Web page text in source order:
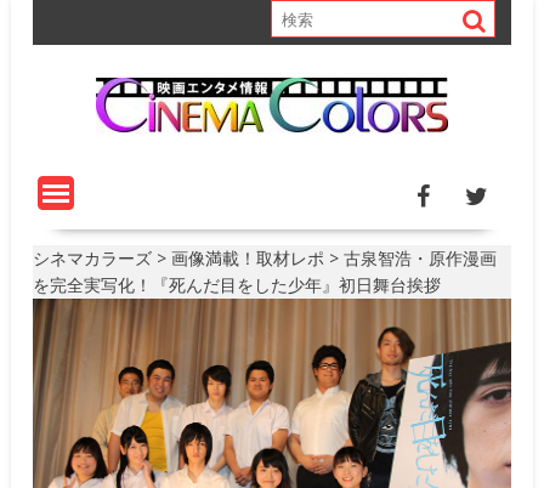
シネマカラーズ >画像満載！取材レポ >古泉智浩・原作漫画
を完全実写化！『死んだ目をした少年』初日舞台挨拶